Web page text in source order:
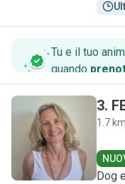
Tu e il tuo
quando
F
3.
1.7 km
Dog